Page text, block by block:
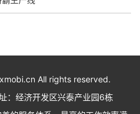
All rights reserved.
：经济开发区兴泰产业园6栋